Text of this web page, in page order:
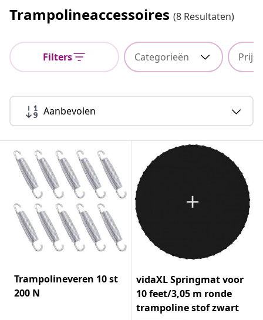
Trampolineaccessoires (8 Resultaten)
Filters Categorieën Prijs
Aanbevolen
Trampolineveren 10 st
200 N
vidaXL Springmat voor
10 feet/3,05 m ronde
trampoline stof zwart